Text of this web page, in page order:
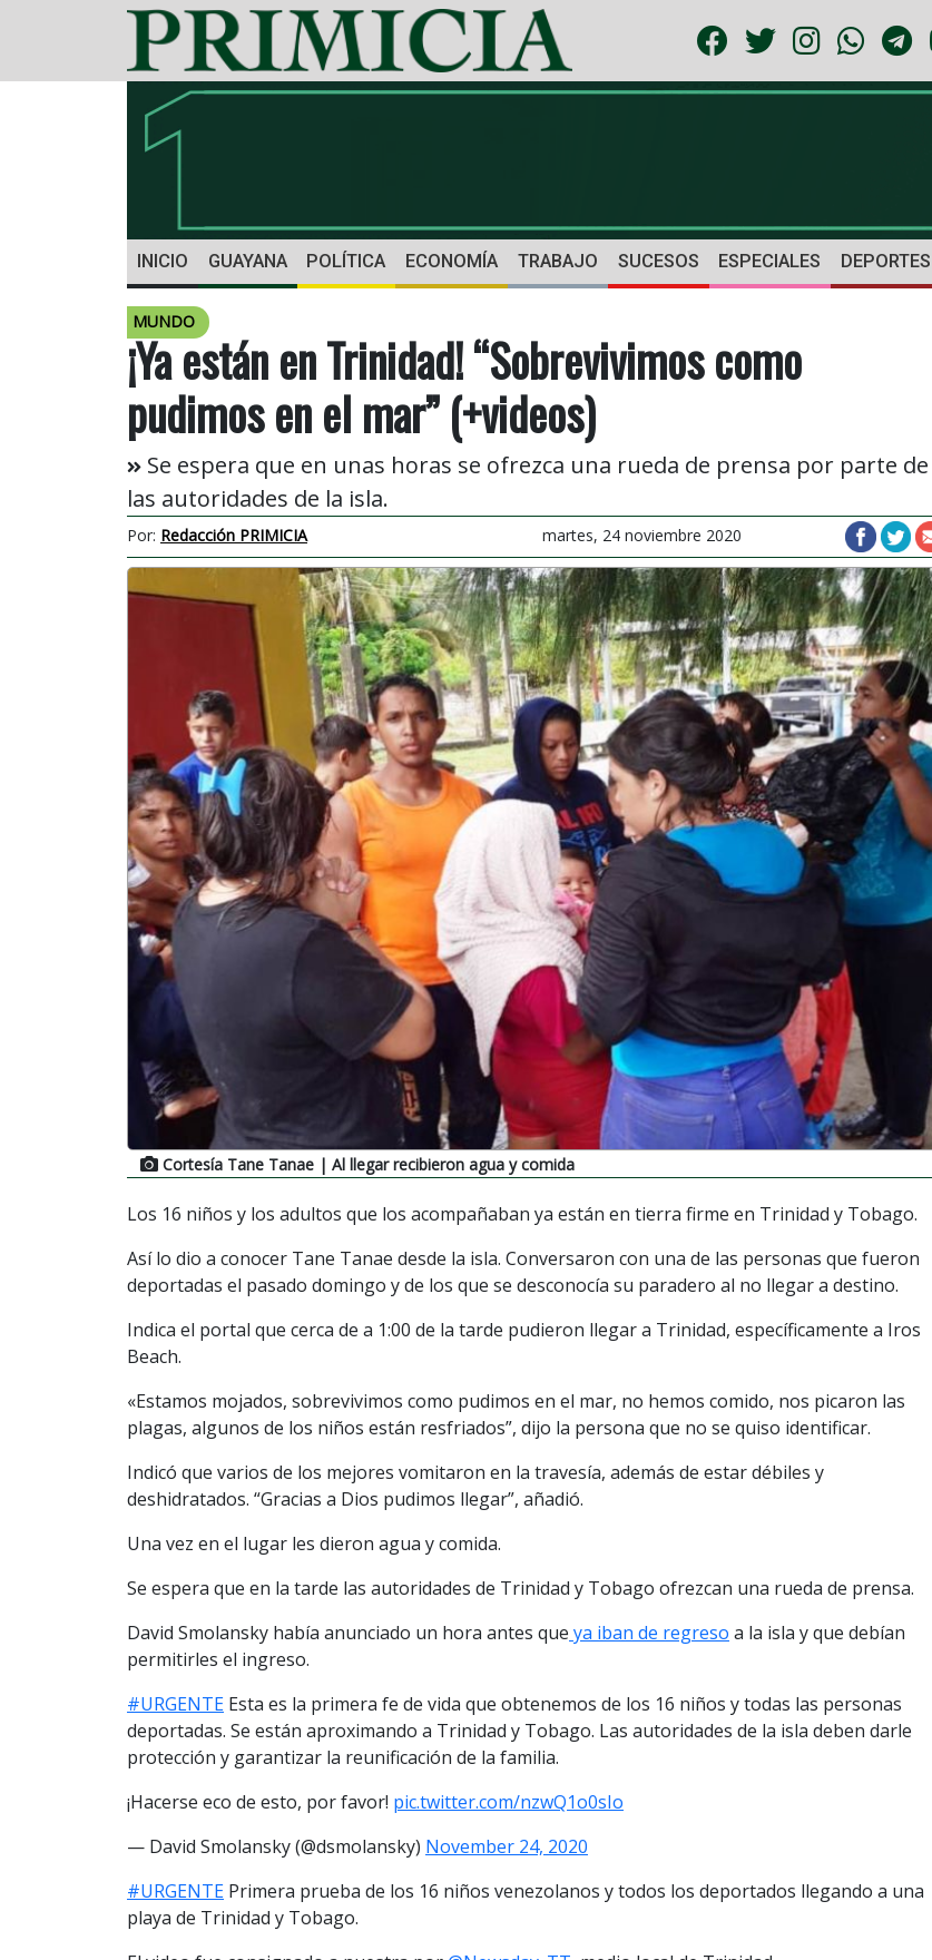
INICIO GUAYANA POLÍTICA ECONOMÍA TRABAJO SUCESOS ESPECIALES DEPORTES
MUNDO
¡Ya están en Trinidad! “Sobrevivimos como
pudimos en el mar” (+videos)
Se espera que en unas horas se ofrezca una rueda de prensa por parte de
las autoridades de la isla.
Por: Redacción PRIMICIA martes, 24 noviembre 2020
Cortesía Tane Tanae | Al llegar recibieron agua y comida
Los 16 niños y los adultos que los acompañaban ya están en tierra firme en Trinidad y Tobago.
Así lo dio a conocer Tane Tanae desde la isla. Conversaron con una de las personas que fueron
deportadas el pasado domingo y de los que se desconocía su paradero al no llegar a destino.
Indica el portal que cerca de a 1:00 de la tarde pudieron llegar a Trinidad, específicamente a Iros
Beach.
«Estamos mojados, sobrevivimos como pudimos en el mar, no hemos comido, nos picaron las
plagas, algunos de los niños están resfriados”, dijo la persona que no se quiso identificar.
Indicó que varios de los mejores vomitaron en la travesía, además de estar débiles y
deshidratados. “Gracias a Dios pudimos llegar”, añadió.
Una vez en el lugar les dieron agua y comida.
Se espera que en la tarde las autoridades de Trinidad y Tobago ofrezcan una rueda de prensa.
David Smolansky había anunciado un hora antes que ya iban de regreso a la isla y que debían
permitirles el ingreso.
#URGENTE Esta es la primera fe de vida que obtenemos de los 16 niños y todas las personas
deportadas. Se están aproximando a Trinidad y Tobago. Las autoridades de la isla deben darle
protección y garantizar la reunificación de la familia.
¡Hacerse eco de esto, por favor! pic.twitter.com/nzwQ1o0sIo
— David Smolansky (@dsmolansky) November 24, 2020
#URGENTE Primera prueba de los 16 niños venezolanos y todos los deportados llegando a una
playa de Trinidad y Tobago.